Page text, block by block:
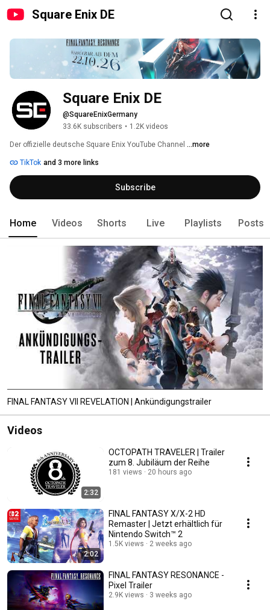
Square Enix DE
Square Enix DE
@SquareEnixGermany
33.6K subscribers • 1.2K videos
Der offizielle deutsche Square Enix YouTube Channel ...more
TikTok and 3 more links
Subscribe
Home Videos Shorts Live Playlists Posts
FINAL FANTASY VII REVELATION | Ankündigungstrailer
Videos
2:32
OCTOPATH TRAVELER | Trailer
zum 8. Jubiläum der Reihe
181 views 20 hours ago
2:02
FINAL FANTASY X/X-2 HD
Remaster | Jetzt erhältlich für
Nintendo Switch™ 2
1.5K views 2 weeks ago
FINAL FANTASY RESONANCE -
Pixel Trailer
2.9K views 3 weeks ago